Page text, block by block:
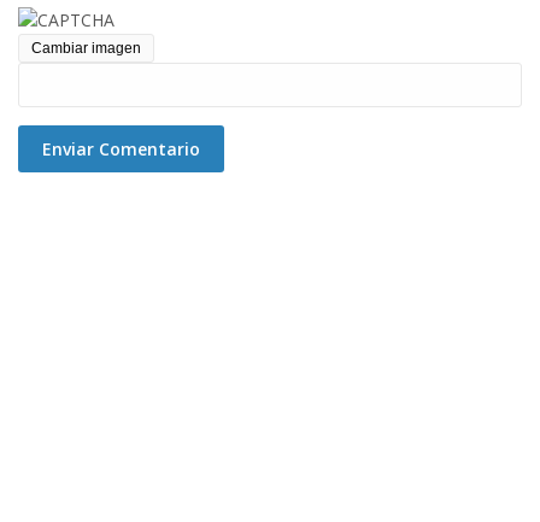
Cambiar imagen
Enviar Comentario